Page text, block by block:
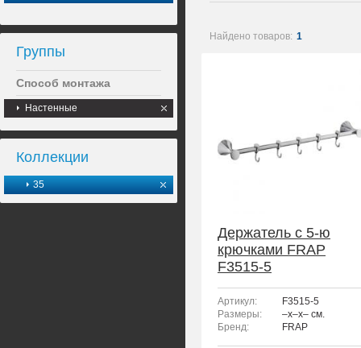
Группы
Способ монтажа
Настенные
Коллекции
35
Найдено товаров: 1
Держатель с 5-ю
крючками FRAP
F3515-5
Артикул:
F3515-5
Размеры:
–x–x– см.
Бренд:
FRAP